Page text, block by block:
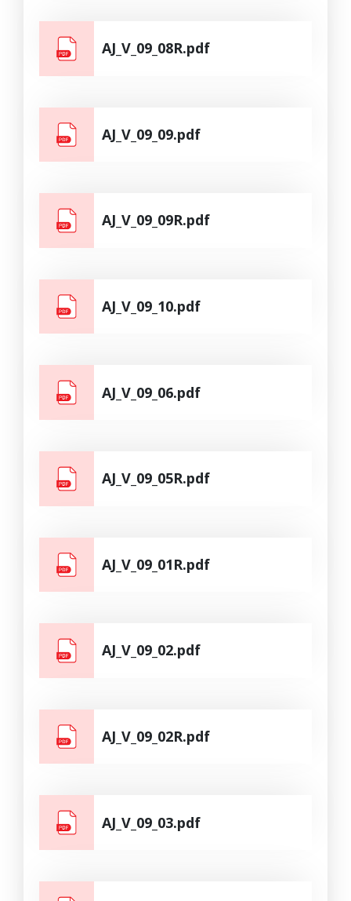
AJ_V_09_08R.pdf
AJ_V_09_09.pdf
AJ_V_09_09R.pdf
AJ_V_09_10.pdf
AJ_V_09_06.pdf
AJ_V_09_05R.pdf
AJ_V_09_01R.pdf
AJ_V_09_02.pdf
AJ_V_09_02R.pdf
AJ_V_09_03.pdf